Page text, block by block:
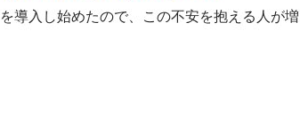
導入し始めたので、この不安を抱える人が増